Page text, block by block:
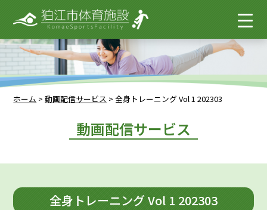
ホーム >動画配信サービス >全身トレーニング Vol 1 202303
動画配信サービス
全身トレーニング Vol 1 202303